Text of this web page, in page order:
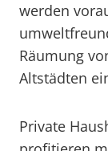
werden
Räumung
Altstädten
Private